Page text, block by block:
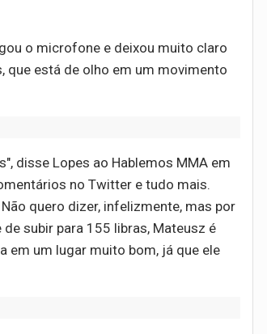
o microfone e deixou muito claro
que está de olho em um movimento
disse Lopes ao Hablemos MMA em
no Twitter e tudo mais.
quero dizer, infelizmente, mas por
subir para 155 libras, Mateusz é
em um lugar muito bom, já que ele